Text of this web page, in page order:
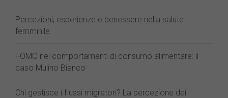
Percezioni, esperienze e benessere nella salute
femminile
FOMO nei comportamenti di consumo alimentare: il
caso Mulino Bianco
Chi gestisce i flussi migratori? La percezione dei